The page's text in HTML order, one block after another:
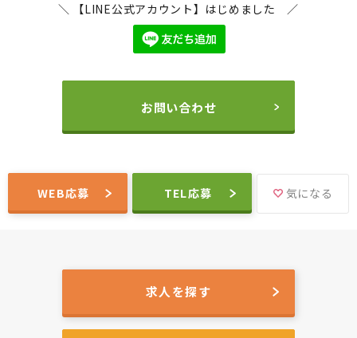
＼ 【LINE公式アカウント】はじめました ／
お問い合わせ
WEB応募 TEL応募 気になる
求人を探す